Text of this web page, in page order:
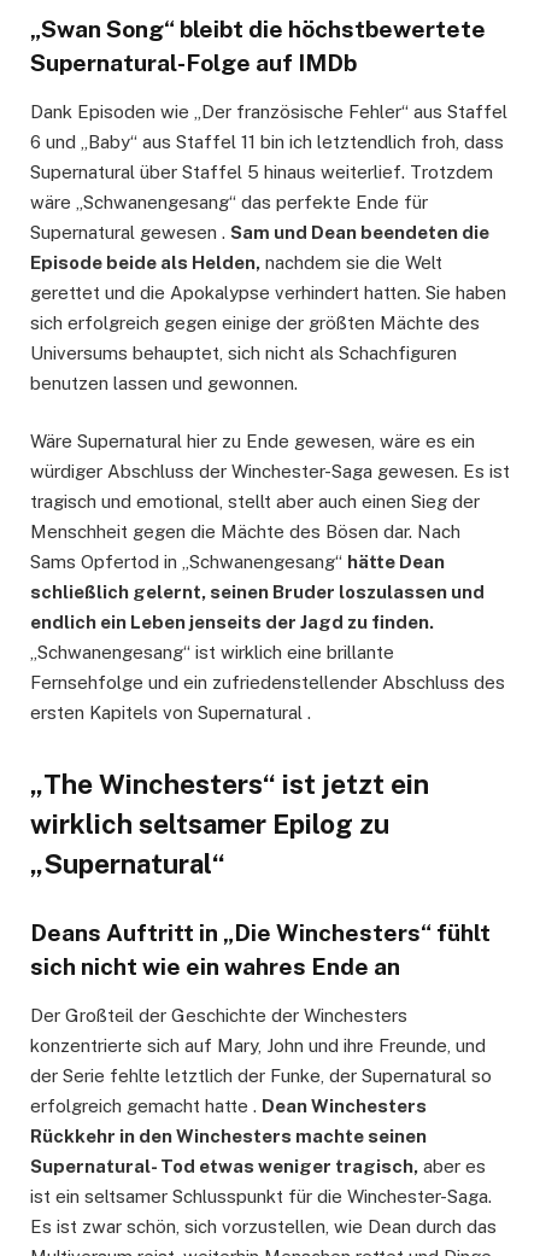
„Swan Song“ bleibt die höchstbewertete
Supernatural-Folge auf IMDb
Dank Episoden wie „Der französische Fehler“ aus Staffel
6 und „Baby“ aus Staffel 11 bin ich letztendlich froh, dass
Supernatural über Staffel 5 hinaus weiterlief. Trotzdem
wäre „Schwanengesang“ das perfekte Ende für
Supernatural gewesen . Sam und Dean beendeten die
Episode beide als Helden, nachdem sie die Welt
gerettet und die Apokalypse verhindert hatten. Sie haben
sich erfolgreich gegen einige der größten Mächte des
Universums behauptet, sich nicht als Schachfiguren
benutzen lassen und gewonnen.
Wäre Supernatural hier zu Ende gewesen, wäre es ein
würdiger Abschluss der Winchester-Saga gewesen. Es ist
tragisch und emotional, stellt aber auch einen Sieg der
Menschheit gegen die Mächte des Bösen dar. Nach
Sams Opfertod in „Schwanengesang“ hätte Dean
schließlich gelernt, seinen Bruder loszulassen und
endlich ein Leben jenseits der Jagd zu finden.
„Schwanengesang“ ist wirklich eine brillante
Fernsehfolge und ein zufriedenstellender Abschluss des
ersten Kapitels von Supernatural .
„The Winchesters“ ist jetzt ein
wirklich seltsamer Epilog zu
„Supernatural“
Deans Auftritt in „Die Winchesters“ fühlt
sich nicht wie ein wahres Ende an
Der Großteil der Geschichte der Winchesters
konzentrierte sich auf Mary, John und ihre Freunde, und
der Serie fehlte letztlich der Funke, der Supernatural so
erfolgreich gemacht hatte . Dean Winchesters
Rückkehr in den Winchesters machte seinen
Supernatural- Tod etwas weniger tragisch, aber es
ist ein seltsamer Schlusspunkt für die Winchester-Saga.
Es ist zwar schön, sich vorzustellen, wie Dean durch das